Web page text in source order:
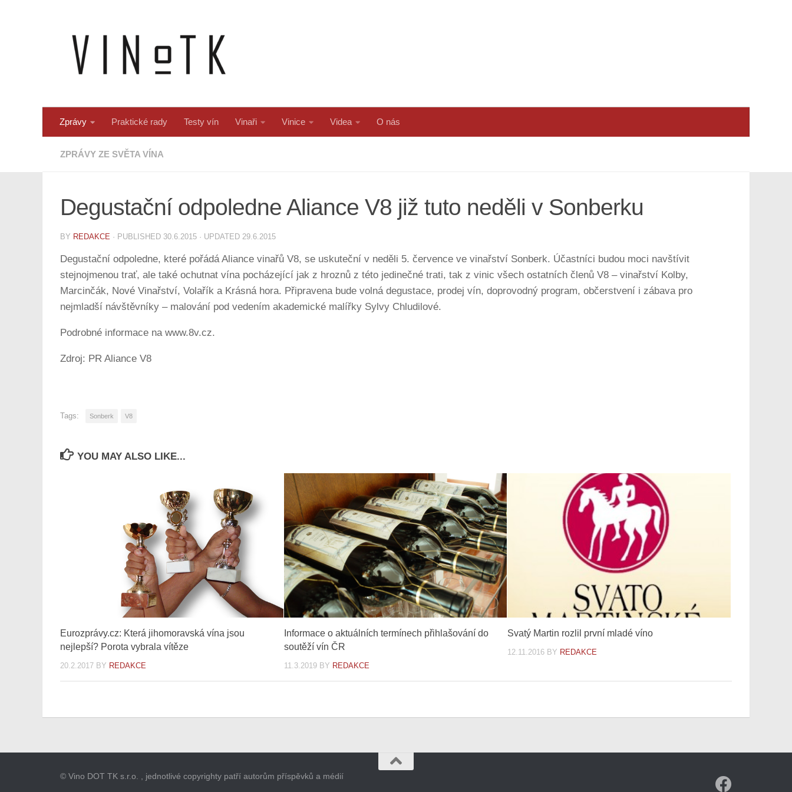
Zprávy Praktické rady Testy vín Vinaři Vinice Videa O nás
ZPRÁVY ZE SVĚTA VÍNA
Degustační odpoledne Aliance V8 již tuto neděli v Sonberku
BY REDAKCE · PUBLISHED 30.6.2015 · UPDATED 29.6.2015
Degustační odpoledne, které pořádá Aliance vinařů V8, se uskuteční v neděli 5. července ve vinařství Sonberk. Účastníci budou moci navštívit
stejnojmenou trať, ale také ochutnat vína pocházející jak z hroznů z této jedinečné trati, tak z vinic všech ostatních členů V8 – vinařství Kolby,
Marcinčák, Nové Vinařství, Volařík a Krásná hora. Připravena bude volná degustace, prodej vín, doprovodný program, občerstvení i zábava pro
nejmladší návštěvníky – malování pod vedením akademické malířky Sylvy Chludilové.
Podrobné informace na www.8v.cz.
Zdroj: PR Aliance V8
Tags: Sonberk V8
YOU MAY ALSO LIKE...
Eurozprávy.cz: Která jihomoravská vína jsou
nejlepší? Porota vybrala vítěze
20.2.2017 BY REDAKCE
Informace o aktuálních termínech přihlašování do
soutěží vín ČR
11.3.2019BY REDAKCE
Svatý Martin rozlil první mladé víno
12.11.2016 BY REDAKCE
© Vino DOT TK s.r.o. , jednotlivé copyrighty patří autorům příspěvků a médií